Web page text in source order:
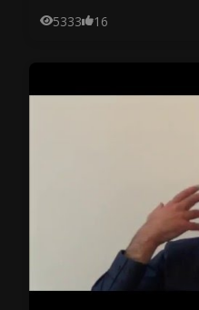
5333 16